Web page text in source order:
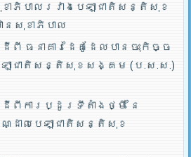
ាភិបាលរវាងបេឡាជាតិសន្តិសុខ
សុខាភិបាល
ធនាគារដៃគូដែលបានចុះកិច្ច
ឡាជាតិសន្តិសុខសង្គម (ប.ស.ស.)
ការប្ដូរទីតាំងថ្មី នៃ
ដាលបេឡាជាតិសន្តិសុខ